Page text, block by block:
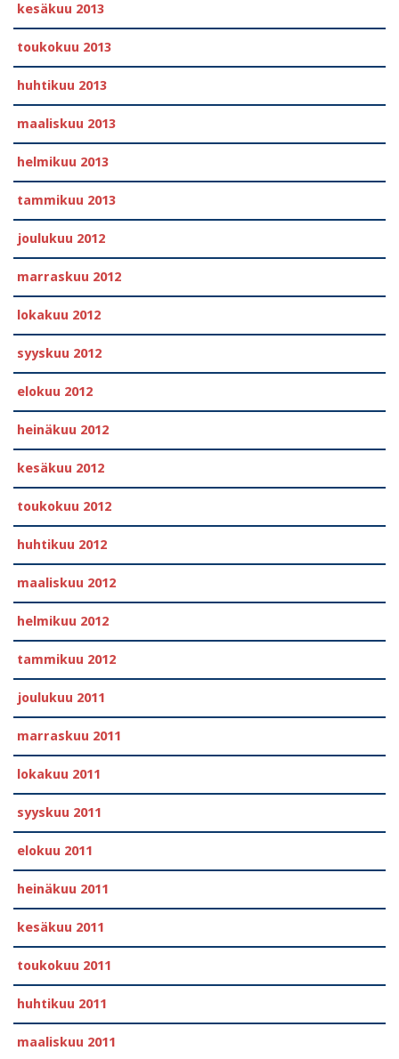
kesäkuu 2013
toukokuu 2013
huhtikuu 2013
maaliskuu 2013
helmikuu 2013
tammikuu 2013
joulukuu 2012
marraskuu 2012
lokakuu 2012
syyskuu 2012
elokuu 2012
heinäkuu 2012
kesäkuu 2012
toukokuu 2012
huhtikuu 2012
maaliskuu 2012
helmikuu 2012
tammikuu 2012
joulukuu 2011
marraskuu 2011
lokakuu 2011
syyskuu 2011
elokuu 2011
heinäkuu 2011
kesäkuu 2011
toukokuu 2011
huhtikuu 2011
maaliskuu 2011